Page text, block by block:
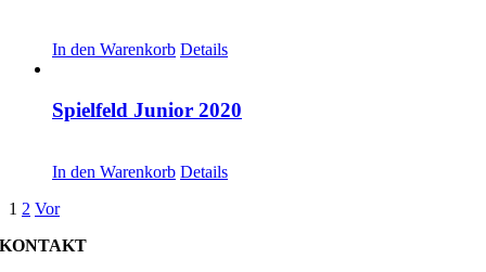
In den Warenkorb Details
Spielfeld Junior 2020
In den Warenkorb Details
1 2 Vor
KONTAKT